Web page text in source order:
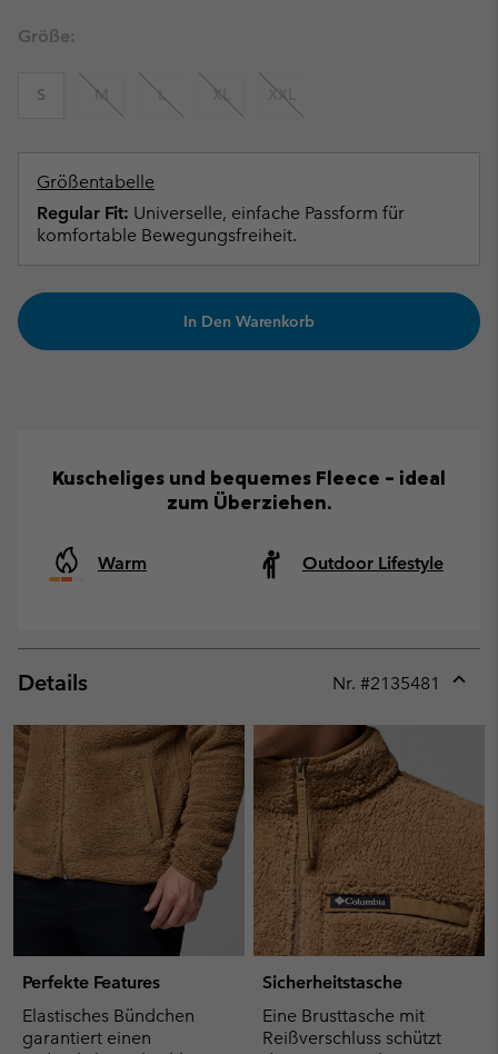
Größe:
S M L XL XXL
Größentabelle
Regular Fit: Universelle, einfache Passform für
komfortable Bewegungsfreiheit.
In Den Warenkorb
Kuscheliges und bequemes Fleece – ideal
zum Überziehen.
Warm Outdoor Lifestyle
Details Nr. #2135481
Perfekte Features
Elastisches Bündchen
garantiert einen
Sicherheitstasche
Eine Brusttasche mit
Reißverschluss schützt